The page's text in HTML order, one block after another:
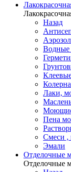
Назад
Водные
Лаки,
Моющие
Пена
Смеси ,
Эмали
Отделочные
Отделочные